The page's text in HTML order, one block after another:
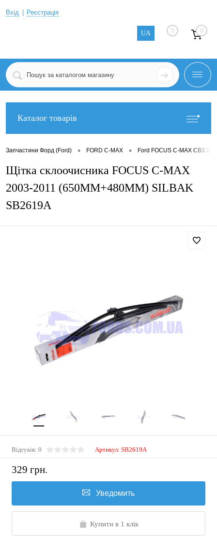
Вхід Реєстрація
UA 0 0
Каталог товарів
Запчастини Форд (Ford) • FORD C-MAX • Ford FOCUS C-MAX CB3
Щітка склоочисника FOCUS C-MAX
2003-2011 (650MM+480MM) SILBAK
SB2619A
Відгуків: 0 Артикул: SB2619A
329 грн.
Уведомить
Купити в 1 клік